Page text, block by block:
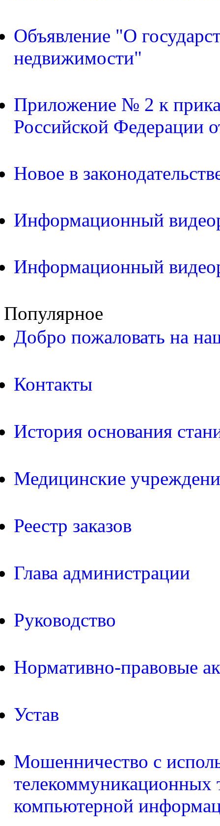
Объявление "О
недвижимости"
Приложение № 2 к
Российской Федерации
Новое в
Информационный
Информационный
Популярное
Добро пожаловать на
Контакты
История основания
Медицинские
Реестр заказов
Глава администрации
Руководство
Нормативно-правовые
Устав
Мошенничество с
телекоммуникационных
компьютерной